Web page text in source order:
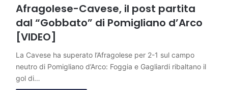
Afragolese-Cavese, il post partita
dal “Gobbato” di Pomigliano d’Arco
[VIDEO]
La Cavese ha superato l’Afragolese per 2-1 sul campo
neutro di Pomigliano d’Arco: Foggia e Gagliardi ribaltano il
gol di…